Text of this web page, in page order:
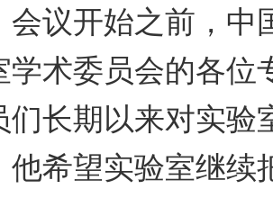
开始之前，中
学术委员会的各位
们长期以来对实验
他希望实验室继续